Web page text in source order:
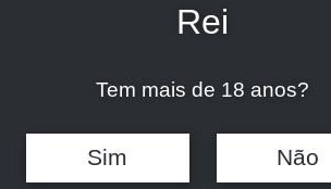
Rei
Tem mais de 18 anos?
Sim Não